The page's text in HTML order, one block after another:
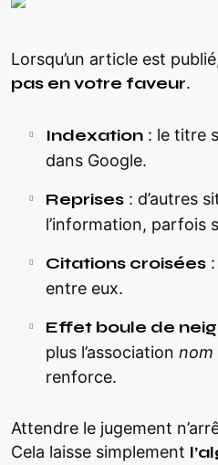
Lorsqu’un article est
pas en votre faveur.
Indexation : le titre
dans Google.
Reprises : d’autres
l’information, parfois
Citations croisées
entre eux.
Effet boule de
plus l’association nom
renforce.
Attendre le jugement
Cela laisse simplement